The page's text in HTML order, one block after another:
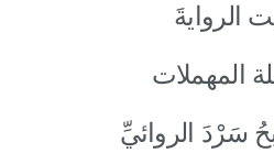
الروايةَ
سَرْدَ الروائيِّ